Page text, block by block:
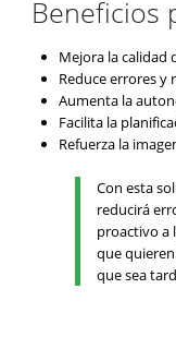
Beneficios
Mejora la calidad
Reduce errores y
Aumenta la
Facilita la
Refuerza la
Con esta
reducirá
proactivo a
que
que sea